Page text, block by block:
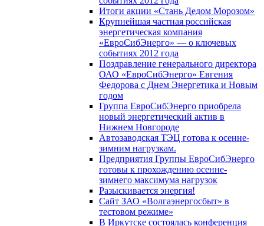
Итоги акции «Стань Дедом Морозом»
Крупнейшая частная российская
энергетическая компания
«ЕвроСибЭнерго» — о ключевых
событиях 2012 года
Поздравление генерального директора
ОАО «ЕвроСибЭнерго» Евгения
Федорова с Днем Энергетика и Новым
годом
Группа ЕвроСибЭнерго приобрела
новый энергетический актив в
Нижнем Новгороде
Автозаводская ТЭЦ готова к осенне-
зимним нагрузкам.
Предприятия Группы ЕвроСибЭнерго
готовы к прохождению осенне-
зимнего максимума нагрузок
Разыскивается энергия!
Сайт ЗАО «Волгаэнергосбыт» в
тестовом режиме»
В Иркутске состоялась конференция